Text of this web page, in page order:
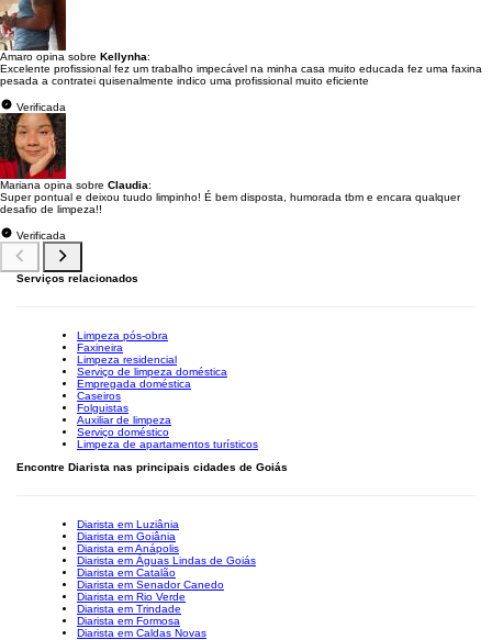
Amaro opina sobre Kellynha:
Excelente profissional fez um trabalho impecável na minha casa muito educada fez uma faxina
pesada a contratei quisenalmente indico uma profissional muito eficiente
Verificada
Mariana opina sobre Claudia:
Super pontual e deixou tuudo limpinho! É bem disposta, humorada tbm e encara qualquer
desafio de limpeza!!
Verificada
Serviços relacionados
Limpeza pós-obra
Faxineira
Limpeza residencial
Serviço de limpeza doméstica
Empregada doméstica
Caseiros
Folguistas
Auxiliar de limpeza
Serviço doméstico
Limpeza de apartamentos turísticos
Encontre Diarista nas principais cidades de Goiás
Diarista em Luziânia
Diarista em Goiânia
Diarista em Anápolis
Diarista em Águas Lindas de Goiás
Diarista em Catalão
Diarista em Senador Canedo
Diarista em Rio Verde
Diarista em Trindade
Diarista em Formosa
Diarista em Caldas Novas